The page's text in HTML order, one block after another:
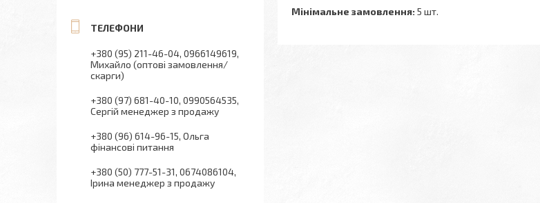
Мінімальне замовлення: 5 шт.
+380 (95) 211-46-04 0966149619
Михайло (оптові замовлення/
скарги)
+380 (97) 681-40-10 0990564535
Сергій менеджер з продажу
+380 (96) 614-96-15 Ольга
фінансові питання
+380 (50) 777-51-31 0674086104
Ірина менеджер з продажу